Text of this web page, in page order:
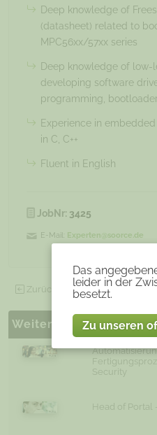
Das
leider in der
besetzt.
Zu unseren
Deep knowledge of
(datasheet) related to
MPC56xx/57xx series
Deep knowledge of low-
developing software
programming,
Experience in
in C, C++
Fluent in English
JobNr: 3425
E-Mail: Experten@soorce.de
Zurück zu allen offenen
Weitere ähnliche
Security
Head of Portal